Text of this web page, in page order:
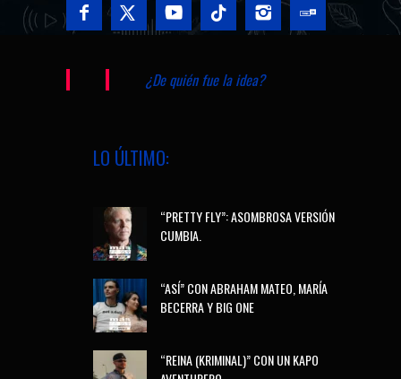
¿De quién fue la idea?
LO ÚLTIMO:
“PRETTY FLY”: ASOMBROSA VERSIÓN
CUMBIA.
“ASÍ” CON ABRAHAM MATEO, MARÍA
BECERRA Y BIG ONE
“REINA (KRIMINAL)” CON UN KAPO